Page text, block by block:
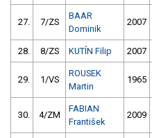
27. 7/ZS
BAAR
Dominik
2007
28. 8/ZS KUTÍN Filip 2007
29. 1/VS
ROUSEK
Martin
1965
30. 4/ZM
FABIAN
František
2009